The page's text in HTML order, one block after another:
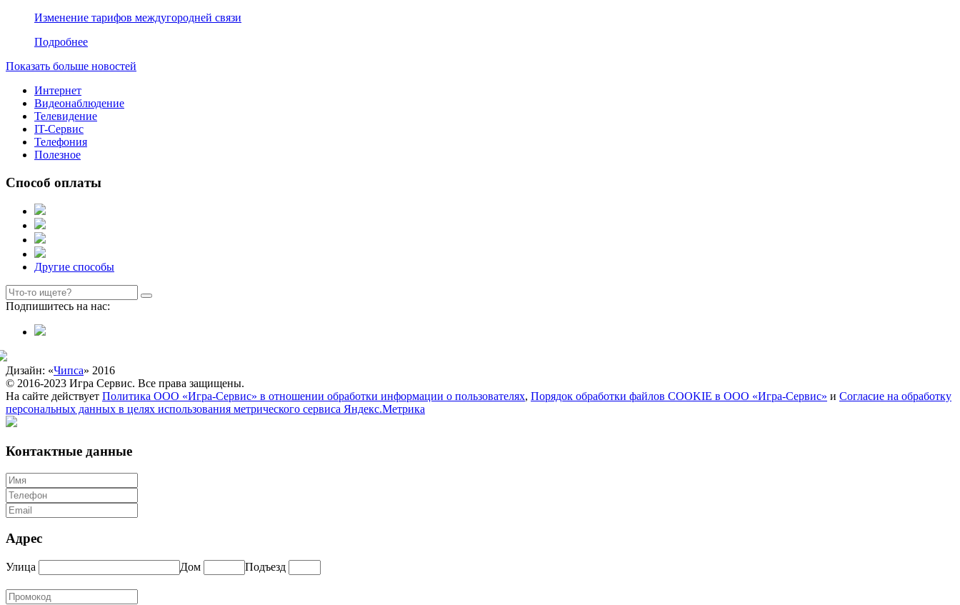
Изменение тарифов междугородней связи
Подробнее
Показать больше новостей
Интернет
Видеонаблюдение
Телевидение
IT-Сервис
Телефония
Полезное
Способ оплаты
Другие способы
Подпишитесь на нас:
Дизайн: «Чипса» 2016
© 2016-2023 Игра Сервис. Все права защищены.
На сайте действует Политика ООО «Игра-Сервис» в отношении обработки информации о пользователях, Порядок обработки файлов COOKIE в ООО «Игра-Сервис» и Согласие на обработку
персональных данных в целях использования метрического сервиса Яндекс.Метрика
Контактные данные
Адрес
Улица Дом Подъезд